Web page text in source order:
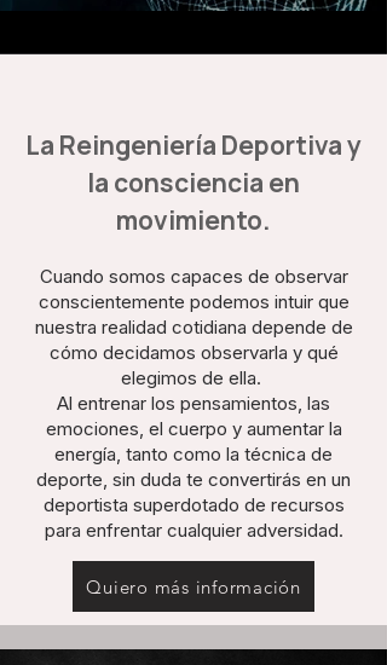
La Reingeniería Deportiva y
la consciencia en
movimiento.
Cuando somos capaces de observar
conscientemente podemos intuir que
nuestra realidad cotidiana depende de
cómo decidamos observarla y qué
elegimos de ella.
Al entrenar los pensamientos, las
emociones, el cuerpo y aumentar la
energía, tanto como la técnica de
deporte, sin duda te convertirás en un
deportista superdotado de recursos
para enfrentar cualquier adversidad.
Quiero más información